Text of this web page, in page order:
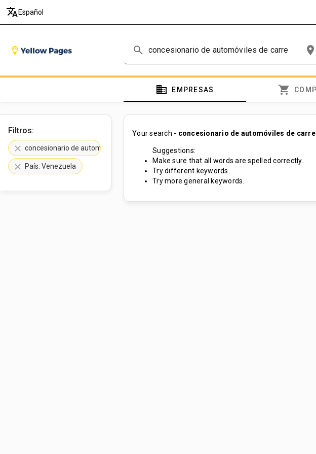
translate Español
search place
domain EMPRESAS shopping_cart
Filtros:
clear concesionario de automóviles de carrera
clear País: Venezuela
Your search - concesionario de automóviles de
Suggestions:
Make sure that all words are spelled correctly.
Try different keywords.
Try more general keywords.